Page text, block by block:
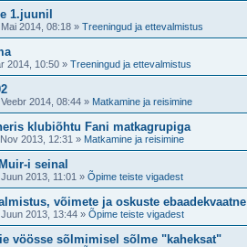
1.juunil
2014, 08:18 » Treeningud ja ettevalmistus
2014, 10:50 » Treeningud ja ettevalmistus
2014, 08:44 » Matkamine ja reisimine
klubiõhtu Fani matkagrupiga
2013, 12:31 » Matkamine ja reisimine
i seinal
2013, 11:01 » Õpime teiste vigadest
võimete ja oskuste ebaadekvaatne
Juun 2013, 13:44 » Õpime teiste vigadest
vöösse sõlmimisel sõlme "kaheksat"